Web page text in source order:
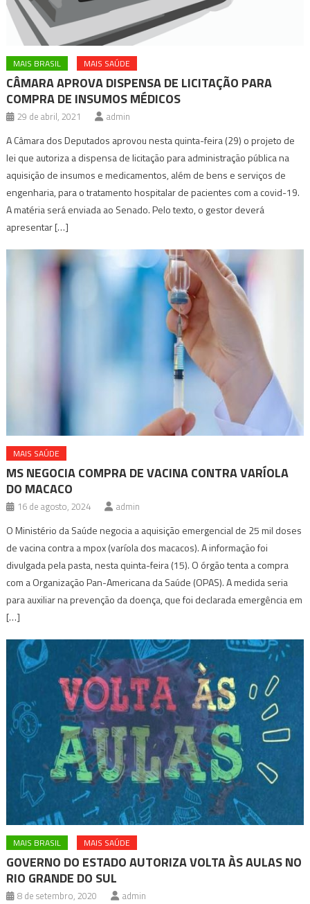
MAIS BRASIL MAIS SAÚDE
CÂMARA APROVA DISPENSA DE LICITAÇÃO PARA
COMPRA DE INSUMOS MÉDICOS
29 de abril, 2021 admin
A Câmara dos Deputados aprovou nesta quinta-feira (29) o projeto de
lei que autoriza a dispensa de licitação para administração pública na
aquisição de insumos e medicamentos, além de bens e serviços de
engenharia, para o tratamento hospitalar de pacientes com a covid-19.
A matéria será enviada ao Senado. Pelo texto, o gestor deverá
apresentar […]
MAIS SAÚDE
MS NEGOCIA COMPRA DE VACINA CONTRA VARÍOLA
DO MACACO
16 de agosto, 2024 admin
O Ministério da Saúde negocia a aquisição emergencial de 25 mil doses
de vacina contra a mpox (varíola dos macacos). A informação foi
divulgada pela pasta, nesta quinta-feira (15). O órgão tenta a compra
com a Organização Pan-Americana da Saúde (OPAS). A medida seria
para auxiliar na prevenção da doença, que foi declarada emergência em
[…]
MAIS BRASIL MAIS SAÚDE
GOVERNO DO ESTADO AUTORIZA VOLTA ÀS AULAS NO
RIO GRANDE DO SUL
8 de setembro, 2020 admin